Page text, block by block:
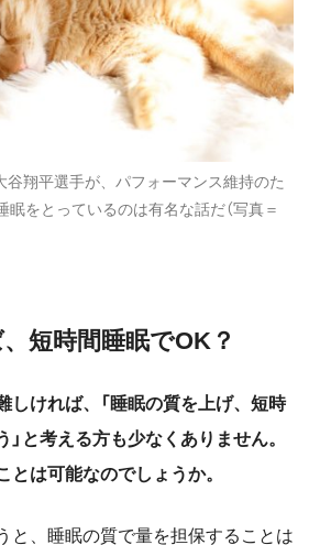
谷翔平選手が、パフォーマンス維持のた
をとっているのは有名な話だ（写真＝
短時間睡眠でOK ？
ければ、「睡眠の質を上げ、短時
」と考える方も少なくありません。
とは可能なのでしょうか。
と、睡眠の質で量を担保することは